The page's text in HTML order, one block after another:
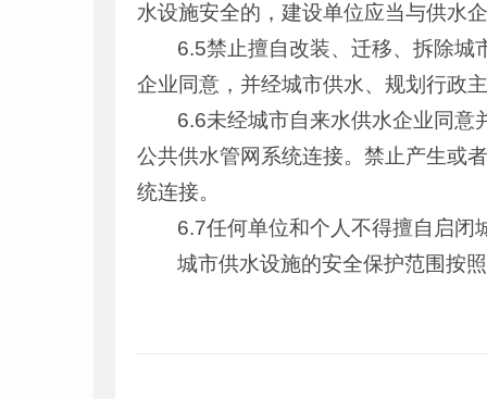
水设施安全的，建设单位应当与供水
6.5禁止擅自改装、迁移、拆除城
企业同意，并经城市供水、规划行政
6.6未经城市自来水供水企业同意
公共供水管网系统连接。禁止产生或
统连接。
6.7任何单位和个人不得擅自启闭
城市供水设施的安全保护范围按